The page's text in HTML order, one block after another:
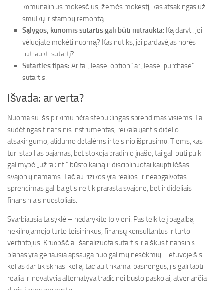
komunalinius mokesčius, žemės mokestį, kas atsakingas už
smulkų ir stambų remontą.
Sąlygos, kuriomis sutartis gali būti nutraukta: Ką daryti, jei
vėluojate mokėti nuomą? Kas nutiks, jei pardavėjas norės
nutraukti sutartį?
Sutarties tipas: Ar tai „lease-option” ar „lease-purchase”
sutartis.
Išvada: ar verta?
Nuoma su išsipirkimu nėra stebuklingas sprendimas visiems. Tai
sudėtingas finansinis instrumentas, reikalaujantis didelio
atsakingumo, atidumo detalėms ir teisinio išprusimo. Tiems, kas
turi stabilias pajamas, bet stokoja pradinio įnašo, tai gali būti puiki
galimybė „užrakinti” būsto kainą ir disciplinuotai kaupti lėšas
svajonių namams. Tačiau rizikos yra realios, ir neapgalvotas
sprendimas gali baigtis ne tik prarasta svajone, bet ir dideliais
finansiniais nuostoliais.
Svarbiausia taisyklė – nedarykite to vieni. Pasitelkite į pagalbą
nekilnojamojo turto teisininkus, finansų konsultantus ir turto
vertintojus. Kruopščiai išanalizuota sutartis ir aiškus finansinis
planas yra geriausia apsauga nuo galimų nesėkmių. Lietuvoje šis
kelias dar tik skinasi kelią, tačiau tinkamai pasirengus, jis gali tapti
realia ir inovatyvia alternatyva tradicinei būsto paskolai, atveriančia